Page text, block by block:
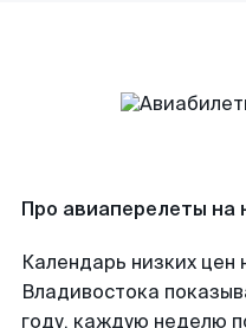
Про авиаперелеты на
Календарь низких цен
Владивостока
году, каждую неделю